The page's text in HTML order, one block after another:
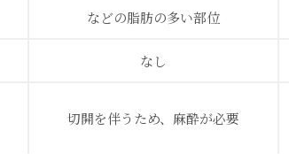
などの脂肪の多い部位
なし
切開を伴うため、麻酔が必要